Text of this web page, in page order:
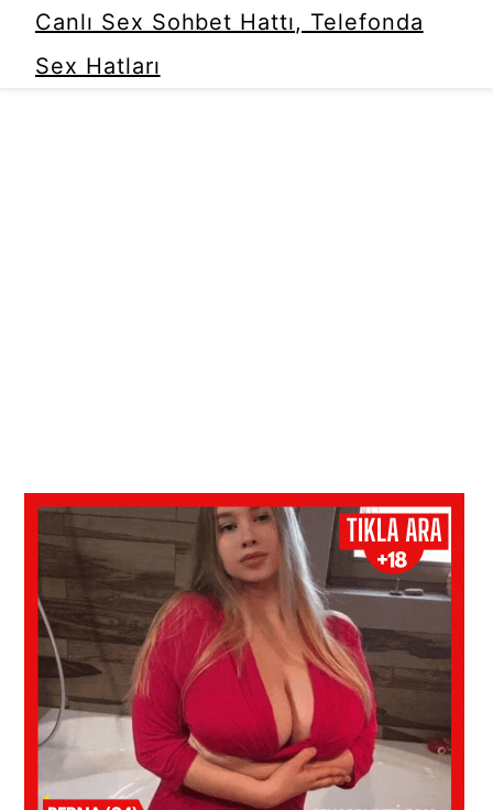
Canlı Sex Sohbet Hattı, Telefonda
Sex Hatları